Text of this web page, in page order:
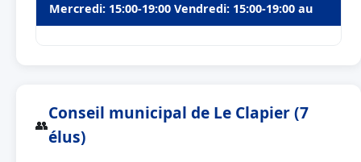
Mercredi: 15:00-19:00 Vendredi: 15:00-19:00 au
👥
Conseil municipal de Le Clapier (7
élus)